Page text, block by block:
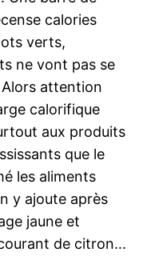
calories
verts,
ne vont pas se
attention
calorifique
aux produits
que le
les aliments
y ajoute après
jaune et
de citron…